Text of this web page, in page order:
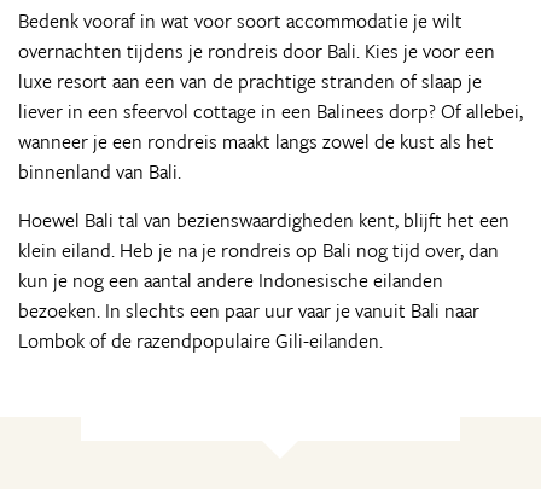
Bedenk vooraf in wat voor soort accommodatie je wilt
overnachten tijdens je rondreis door Bali. Kies je voor een
luxe resort aan een van de prachtige stranden of slaap je
liever in een sfeervol cottage in een Balinees dorp? Of allebei,
wanneer je een rondreis maakt langs zowel de kust als het
binnenland van Bali.
Hoewel Bali tal van bezienswaardigheden kent, blijft het een
klein eiland. Heb je na je rondreis op Bali nog tijd over, dan
kun je nog een aantal andere Indonesische eilanden
bezoeken. In slechts een paar uur vaar je vanuit Bali naar
Lombok of de razendpopulaire Gili-eilanden.